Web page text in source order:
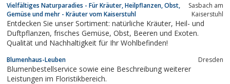
Vielfältiges Naturparadies - Für Kräuter, Heilpflanzen, Obst,
Gemüse und mehr - Kräuter vom Kaiserstuhl
Sasbach am
Kaiserstuhl
Entdecken Sie unser Sortiment: natürliche Kräuter, Heil- und
Duftpflanzen, frisches Gemüse, Obst, Beeren und Exoten.
Qualität und Nachhaltigkeit für Ihr Wohlbefinden!
Blumenhaus-Leuben Dresden
Blumenbestellservice sowie eine Beschreibung weiterer
Leistungen im Floristikbereich.